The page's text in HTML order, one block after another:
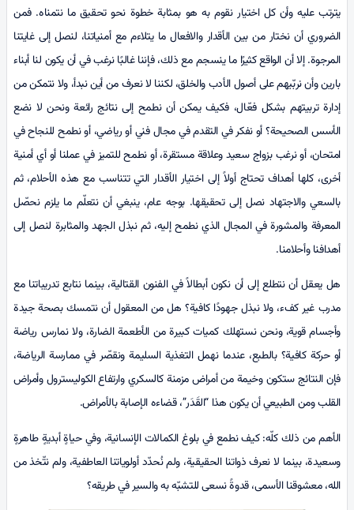
يترتب عليه وأن كل اختيار نقوم به هو بمثابة خطوة نحو تحقيق ما نتمناه. فمن
الضروري أن نختار من بين الأقدار والافعال ما يتلاءم مع أمنياتنا، لنصل إلى غايتنا
المرجوة. إلا أن الواقع كثيرًا ما ينسجم مع ذلك، فإننا غالبًا نرغب في أن يكون لنا أبناء
بارين وأن نربّيهم على أصول الأدب والخلق، لكننا لا نعرف من أين نبدأ، ولا نتمكن من
إدارة تربيتهم بشكل فعّال، فكيف يمكن أن نطمح إلى نتائج رائعة ونحن لا نضع
الأسس الصحيحة؟ أو نفكر في التقدم في مجال فني أو رياضي، أو نطمح للنجاح في
امتحان، أو نرغب بزواج سعيد وعلاقة مستقرة، أو نطمح للتميز في عملنا أو أي أمنية
أخرى، كلها أهداف تحتاج أولاً إلى اختيار الأقدار التي تتناسب مع هذه الأحلام، ثم
بالسعي والاجتهاد نصل إلى تحقيقها. بوجه عام، ينبغي أن نتعلّم ما يلزم نحصّل
المعرفة والمشورة في المجال الذي نطمح إليه، ثم نبذل الجهد والمثابرة لنصل إلى
أهدافنا وأحلامنا.
هل يعقل أن نتطلع إلى أن نكون أبطالاً في الفنون القتالية، بينما نتابع تدريباتنا مع
مدرب غير كفء، ولا نبذل جهودًا كافية؟ هل من المعقول أن نتمسك بصحة جيدة
وأجسام قوية، ونحن نستهلك كميات كبيرة من الأطعمة الضارة، ولا نمارس رياضة
أو حركة كافية؟ بالطبع، عندما نهمل التغذية السليمة ونقصّر في ممارسة الرياضة،
فإن النتائج ستكون وخيمة من أمراض مزمنة كالسكري وارتفاع الكوليسترول وأمراض
القلب ومن الطبيعي أن يكون هذا “القَدَر”، قضاءه الإصابة بالأمراض.
الأهم من ذلك كلّه: كيف نطمع في بلوغ الكمالات الإنسانية، وفي حياةٍ أبديةٍ طاهرةٍ
وسعيدة، بينما لا نعرف ذواتنا الحقيقية، ولم نُحدّد أولوياتنا العاطفية، ولم نتّخذ من
الله، معشوقنا الأسمى، قدوةً نسعى للتشبّه به والسير في طريقه؟